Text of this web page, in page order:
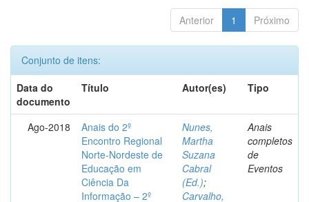
Anterior 1 Próximo
Conjunto de itens:
Data do
documento
Título Autor(es) Tipo
Ago-2018
Anais do 2º
Encontro Regional
Norte-Nordeste de
Educação em
Ciência Da
Informação – 2º
Nunes,
Martha
Suzana
Cabral
(Ed.);
Carvalho,
Anais
completos
de
Eventos